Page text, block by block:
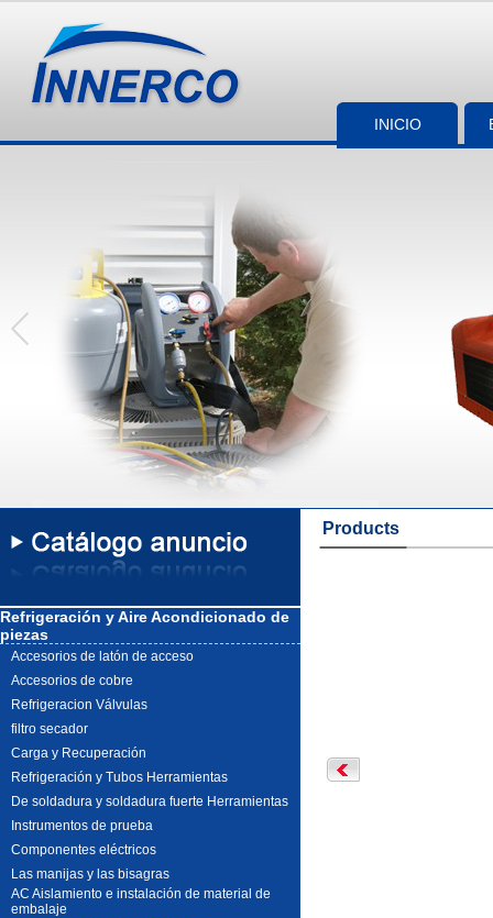
INICIO
Refrigeración y Aire Acondicionado de
piezas
Accesorios de latón de acceso
Accesorios de cobre
Refrigeracion Válvulas
filtro secador
Carga y Recuperación
Refrigeración y Tubos Herramientas
De soldadura y soldadura fuerte Herramientas
Instrumentos de prueba
Componentes eléctricos
Las manijas y las bisagras
AC Aislamiento e instalación de material de
embalaje
Products